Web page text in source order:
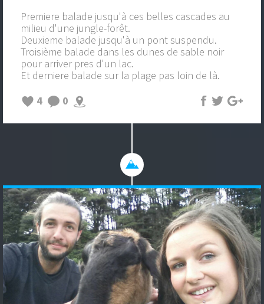
Premiere balade jusqu'à ces belles cascades au
milieu d'une jungle-forêt.
Deuxieme balade jusqu'à un pont suspendu.
Troisième balade dans les dunes de sable noir
pour arriver pres d'un lac.
Et derniere balade sur la plage pas loin de là.
4
0